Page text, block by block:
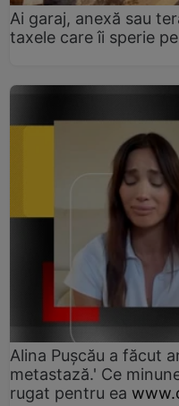
Ai garaj, anexă sau
taxele care îi sperie
Alina Pușcău a făcut
metastază.' Ce
rugat pentru ea